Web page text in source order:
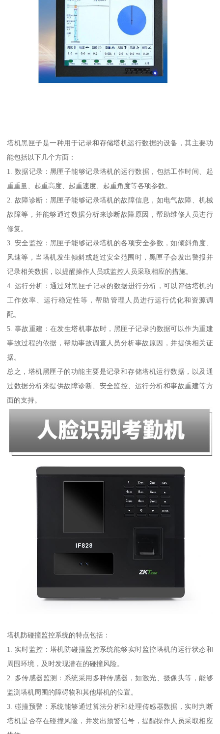
塔机黑匣子是一种用于记录和存储塔机运行数据的设备，其主要功
能包括以下几个方面：
1. 数据记录：黑匣子能够记录塔机的运行数据，包括工作时间、起
重重量、起重高度、起重速度、起重角度等各项参数。
2. 故障诊断：黑匣子能够记录塔机的故障信息，如电气故障、机械
故障等，并能够通过数据分析来诊断故障原因，帮助维修人员进行
修复。
3. 安全监控：黑匣子能够记录塔机的各项安全参数，如倾斜角度、
风速等，当塔机发生倾斜或超过安全范围时，黑匣子会发出警报并
记录相关数据，以提醒操作人员或监控人员采取相应的措施。
4. 运行分析：通过对黑匣子记录的数据进行分析，可以评估塔机的
工作效率、运行稳定性等，帮助管理人员进行运行优化和资源调
配。
5. 事故重建：在发生塔机事故时，黑匣子记录的数据可以作为重建
事故过程的依据，帮助事故调查人员分析事故原因，并提供相关证
据。
总之，塔机黑匣子的功能主要是记录和存储塔机运行数据，以及通
过数据分析来提供故障诊断、安全监控、运行分析和事故重建等方
面的支持。
塔机防碰撞监控系统的特点包括：
1. 实时监控：塔机防碰撞监控系统能够实时监控塔机的运行状态和
周围环境，及时发现潜在的碰撞风险。
2. 多传感器监测：系统采用多种传感器，如激光、摄像头等，能够
监测塔机周围的障碍物和其他塔机的位置。
3. 碰撞预警：系统能够通过算法分析和处理传感器数据，实时判断
塔机是否存在碰撞风险，并发出预警信号，提醒操作人员采取相应